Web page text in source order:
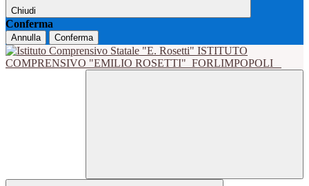
Chiudi
Conferma
Annulla Conferma
ISTITUTO
COMPRENSIVO "EMILIO ROSETTI" FORLIMPOPOLI